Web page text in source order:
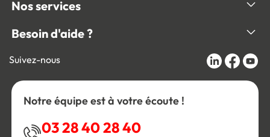
Nos services
Besoin d'aide ?
Suivez-nous
Notre équipe est à votre écoute !
03 28 40 28 40